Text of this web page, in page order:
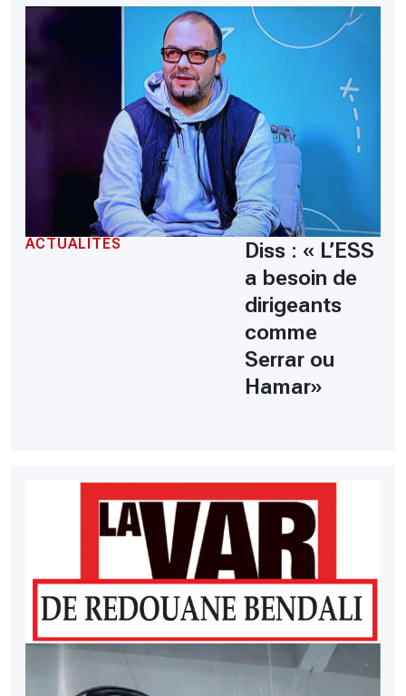
ACTUALITÉS
Diss : « L’ESS
a besoin de
dirigeants
comme
Serrar ou
Hamar»